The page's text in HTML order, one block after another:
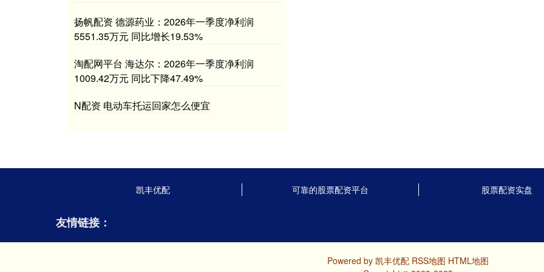
扬帆配资 德源药业：2026年一季度净利润
5551.35万元 同比增长19.53%
淘配网平台 海达尔：2026年一季度净利润
1009.42万元 同比下降47.49%
N配资 电动车托运回家怎么便宜
凯丰优配 可靠的股票配资平台 股票配资实盘
友情链接：
Powered by 凯丰优配 RSS地图 HTML地图